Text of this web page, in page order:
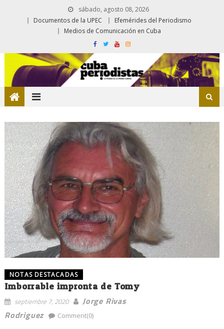
sábado, agosto 08, 2026
Documentos de la UPEC
Efemérides del Periodismo
Medios de Comunicación en Cuba
NOTAS DESTACADAS
Imborrable impronta de Tomy
septiembre 7, 2020
Jorge Rivas
Rodriguez
Comment(0)